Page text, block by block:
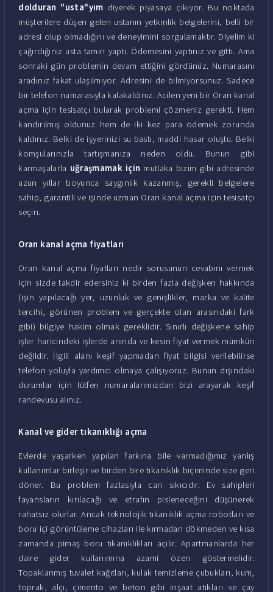
dolduran "usta"yım diyerek piyasaya çıkıyor. Bu noktada
müşterilere düşen gelen ustanın yetkinlik belgelerini, belli bir
adresi olup olmadığını ve deneyimini sorgulamaktır. Diyelim ki
çağırdığınız usta tamiri yaptı. Ödemesini yaptınız ve gitti. Ama
sonraki gün problemin devam ettiğini gördünüz. Numarasını
aradınız fakat ulaşılmıyor. Adresini de bilmiyorsunuz. Sadece
bir telefon numarasıyla kalakaldınız. Acilen yeni bir Oran kanal
açma için tesisatçı bularak problemi çözmeniz gerekti. Hem
kandırılmış oldunuz hem de iki kez para ödemek zorunda
kaldınız. Belki de işyerinizi su bastı, maddi hasar oluştu. Belki
komşularınızla tartışmanıza neden oldu. Bunun gibi
karmaşalarla uğraşmamak için mutlaka bizim gibi adresinde
uzun yıllar boyunca saygınlık kazanmış, gerekli belgelere
sahip, garantili ve işinde uzman Oran kanal açma için tesisatçı
seçin.
Oran kanal açma fiyatları
Oran kanal açma fiyatları nedir sorusunun cevabını vermek
için sizde takdir edersiniz ki birden fazla değişken hakkında
(işin yapılacağı yer, uzunluk ve genişlikler, marka ve kalite
tercihi, görünen problem ve gerçekte olan arasındaki fark
gibi) bilgiye hakim olmak gereklidir. Sınırlı değişkene sahip
işler haricindeki işlerde anında ve kesin fiyat vermek mümkün
değildir. İlgili alanı keşif yapmadan fiyat bilgisi verilebilirse
telefon yoluyla yardımcı olmaya çalışıyoruz. Bunun dışındaki
durumlar için lütfen numaralarımızdan bizi arayarak keşif
randevusu alınız.
Kanal ve gider tıkanıklığı açma
Evlerde yaşarken yapılan farkına bile varmadığımız yanlış
kullanımlar birleşir ve birden bire tıkanıklık biçiminde size geri
döner. Bu problem fazlasıyla can sıkıcıdır. Ev sahipleri
fayansların kırılacağı ve etrafın pisleneceğini düşünerek
rahatsız olurlar. Ancak teknolojik tıkanıklık açma robotları ve
boru içi görüntüleme cihazları ile kırmadan dökmeden ve kısa
zamanda pimaş boru tıkanıklıkları açılır. Apartmanlarda her
daire gider kullanımına azami özen göstermelidir.
Topaklanmış tuvalet kağıtları, kulak temizleme çubukları, kum,
toprak, alçı, çimento ve beton gibi inşaat atıkları ve çay